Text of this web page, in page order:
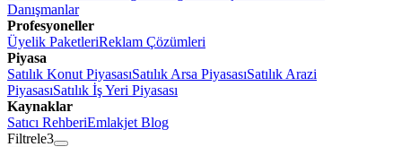
Danışmanlar
Profesyoneller
Üyelik PaketleriReklam Çözümleri
Piyasa
Satılık Konut PiyasasıSatılık Arsa PiyasasıSatılık Arazi
PiyasasıSatılık İş Yeri Piyasası
Kaynaklar
Satıcı RehberiEmlakjet Blog
Filtrele3